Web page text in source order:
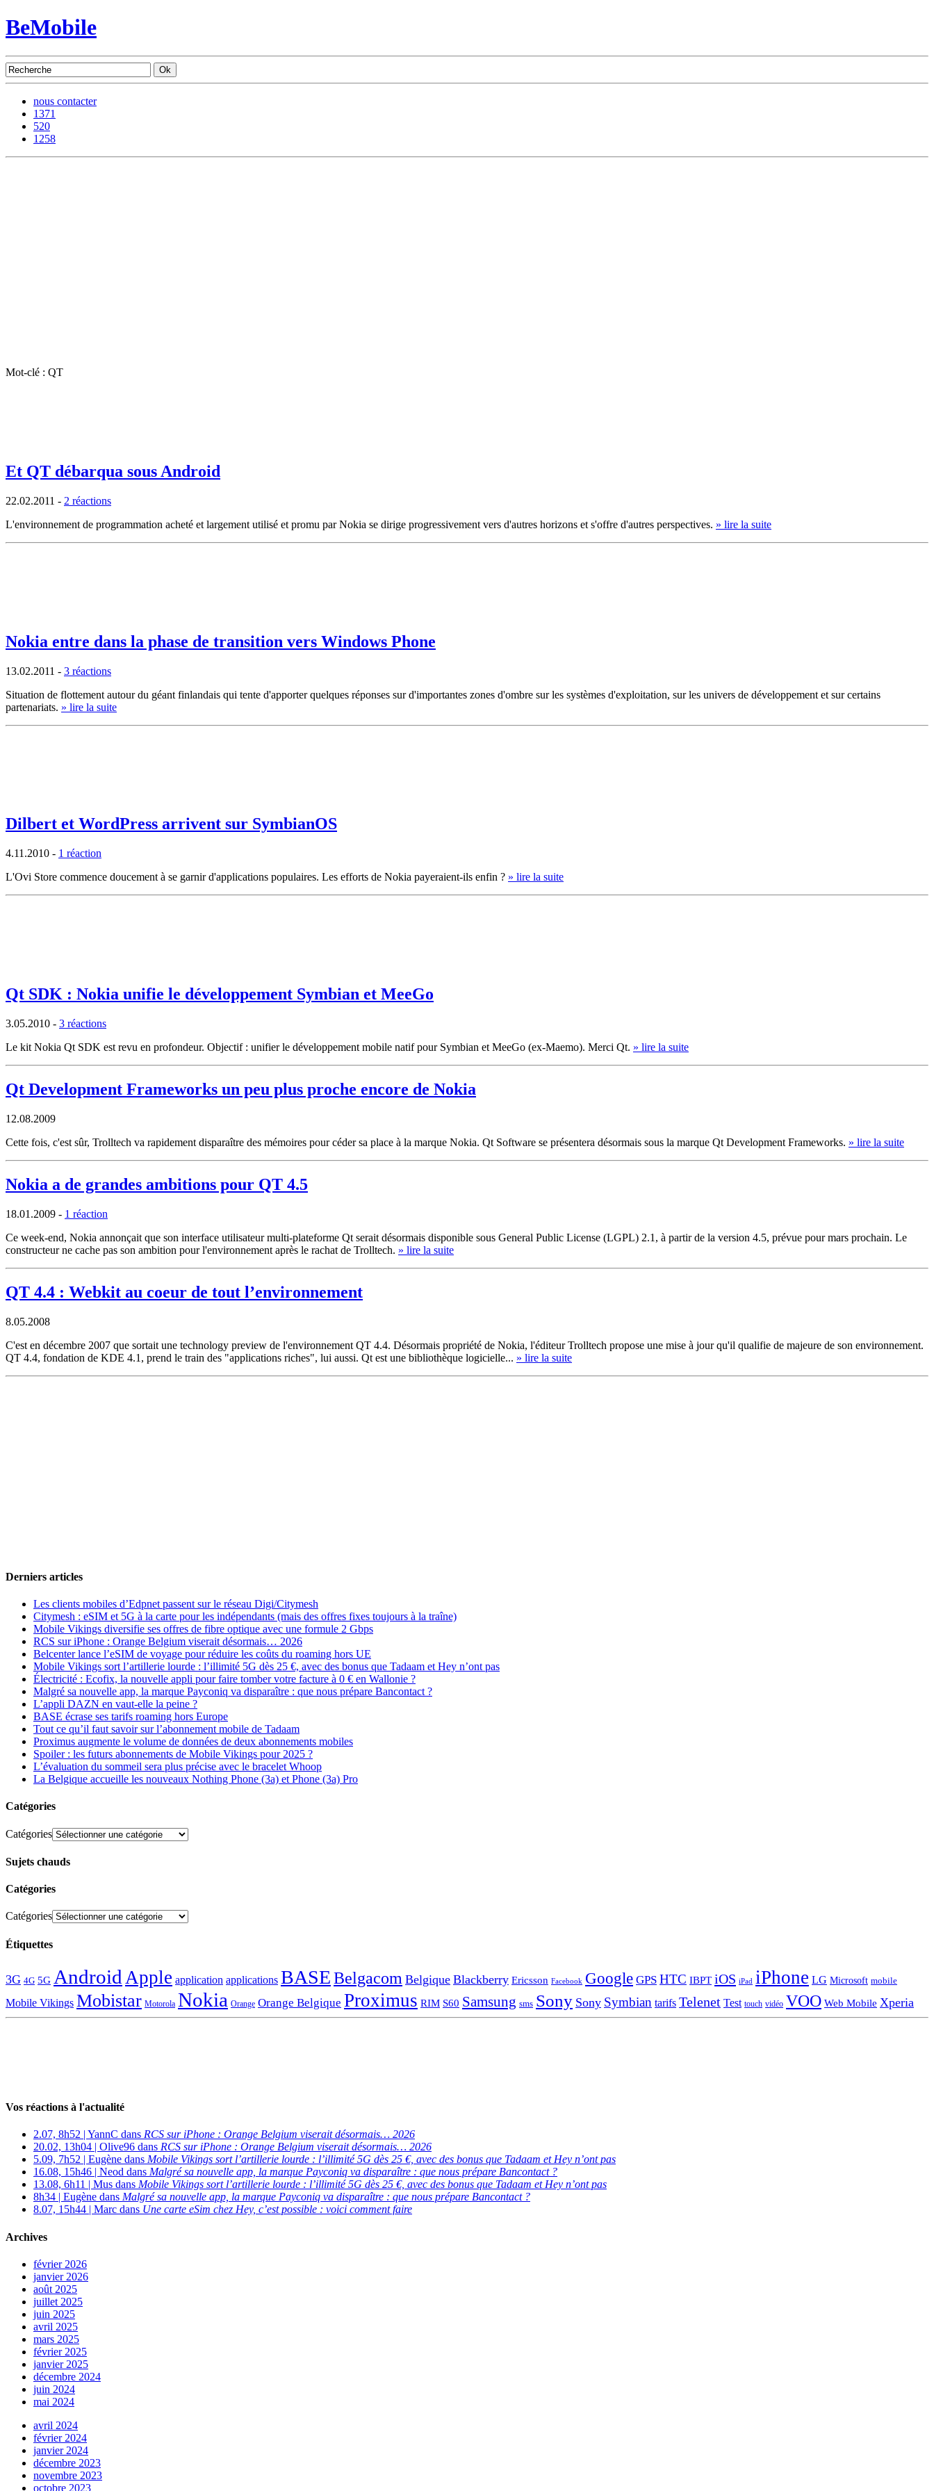
BeMobile
nous contacter
1371
520
1258
Mot-clé : QT
Et QT débarqua sous Android
22.02.2011 - 2 réactions
L'environnement de programmation acheté et largement utilisé et promu par Nokia se dirige progressivement vers d'autres horizons et s'offre d'autres perspectives. » lire la suite
Nokia entre dans la phase de transition vers Windows Phone
13.02.2011 - 3 réactions
Situation de flottement autour du géant finlandais qui tente d'apporter quelques réponses sur d'importantes zones d'ombre sur les systèmes d'exploitation, sur les univers de développement et sur certains
partenariats. » lire la suite
Dilbert et WordPress arrivent sur SymbianOS
4.11.2010 - 1 réaction
L'Ovi Store commence doucement à se garnir d'applications populaires. Les efforts de Nokia payeraient-ils enfin ? » lire la suite
Qt SDK : Nokia unifie le développement Symbian et MeeGo
3.05.2010 - 3 réactions
Le kit Nokia Qt SDK est revu en profondeur. Objectif : unifier le développement mobile natif pour Symbian et MeeGo (ex-Maemo). Merci Qt. » lire la suite
Qt Development Frameworks un peu plus proche encore de Nokia
12.08.2009
Cette fois, c'est sûr, Trolltech va rapidement disparaître des mémoires pour céder sa place à la marque Nokia. Qt Software se présentera désormais sous la marque Qt Development Frameworks. » lire la suite
Nokia a de grandes ambitions pour QT 4.5
18.01.2009 - 1 réaction
Ce week-end, Nokia annonçait que son interface utilisateur multi-plateforme Qt serait désormais disponible sous General Public License (LGPL) 2.1, à partir de la version 4.5, prévue pour mars prochain. Le
constructeur ne cache pas son ambition pour l'environnement après le rachat de Trolltech. » lire la suite
QT 4.4 : Webkit au coeur de tout l’environnement
8.05.2008
C'est en décembre 2007 que sortait une technology preview de l'environnement QT 4.4. Désormais propriété de Nokia, l'éditeur Trolltech propose une mise à jour qu'il qualifie de majeure de son environnement.
QT 4.4, fondation de KDE 4.1, prend le train des "applications riches", lui aussi. Qt est une bibliothèque logicielle... » lire la suite
Derniers articles
Les clients mobiles d’Edpnet passent sur le réseau Digi/Citymesh
Citymesh : eSIM et 5G à la carte pour les indépendants (mais des offres fixes toujours à la traîne)
Mobile Vikings diversifie ses offres de fibre optique avec une formule 2 Gbps
RCS sur iPhone : Orange Belgium viserait désormais… 2026
Belcenter lance l’eSIM de voyage pour réduire les coûts du roaming hors UE
Mobile Vikings sort l’artillerie lourde : l’illimité 5G dès 25 €, avec des bonus que Tadaam et Hey n’ont pas
Électricité : Ecofix, la nouvelle appli pour faire tomber votre facture à 0 € en Wallonie ?
Malgré sa nouvelle app, la marque Payconiq va disparaître : que nous prépare Bancontact ?
L’appli DAZN en vaut-elle la peine ?
BASE écrase ses tarifs roaming hors Europe
Tout ce qu’il faut savoir sur l’abonnement mobile de Tadaam
Proximus augmente le volume de données de deux abonnements mobiles
Spoiler : les futurs abonnements de Mobile Vikings pour 2025 ?
L’évaluation du sommeil sera plus précise avec le bracelet Whoop
La Belgique accueille les nouveaux Nothing Phone (3a) et Phone (3a) Pro
Catégories
Catégories
Sujets chauds
Catégories
Catégories
Étiquettes
3G 4G 5G Android Apple application applications BASEBelgacom Belgique Blackberry Ericsson Facebook Google GPS HTC IBPT iOS iPad iPhone LG Microsoft mobile
Mobile Vikings Mobistar Motorola Nokia Orange Orange Belgique Proximus RIM S60 Samsung sms Sony Sony Symbian tarifs Telenet Test touch vidéo VOO Web Mobile Xperia
Vos réactions à l'actualité
2.07, 8h52 | YannC dans RCS sur iPhone : Orange Belgium viserait désormais… 2026
20.02, 13h04 | Olive96 dans RCS sur iPhone : Orange Belgium viserait désormais… 2026
5.09, 7h52 | Eugène dans Mobile Vikings sort l’artillerie lourde : l’illimité 5G dès 25 €, avec des bonus que Tadaam et Hey n’ont pas
16.08, 15h46 | Neod dans Malgré sa nouvelle app, la marque Payconiq va disparaître : que nous prépare Bancontact ?
13.08, 6h11 | Mus dans Mobile Vikings sort l’artillerie lourde : l’illimité 5G dès 25 €, avec des bonus que Tadaam et Hey n’ont pas
8h34 | Eugène dans Malgré sa nouvelle app, la marque Payconiq va disparaître : que nous prépare Bancontact ?
8.07, 15h44 | Marc dans Une carte eSim chez Hey, c’est possible : voici comment faire
Archives
février 2026
janvier 2026
août 2025
juillet 2025
juin 2025
avril 2025
mars 2025
février 2025
janvier 2025
décembre 2024
juin 2024
mai 2024
avril 2024
février 2024
janvier 2024
décembre 2023
novembre 2023
octobre 2023